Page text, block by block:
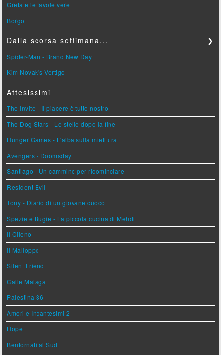
Greta e le favole vere
Borgo
Dalla scorsa settimana... ❯
Spider-Man - Brand New Day
Kim Novak's Vertigo
Attesissimi
The Invite - Il piacere è tutto nostro
The Dog Stars - Le stelle dopo la fine
Hunger Games - L'alba sulla mietitura
Avengers - Doomsday
Santiago - Un cammino per ricominciare
Resident Evil
Tony - Diario di un giovane cuoco
Spezie e Bugie - La piccola cucina di Mehdi
Il Cileno
Il Malloppo
Silent Friend
Calle Malaga
Palestina 36
Amori e Incantesimi 2
Hope
Bentornati al Sud